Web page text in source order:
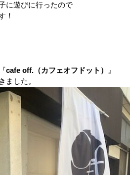
に遊びに行ったので
！
『cafe off.（カフェオフドット）
』
ました。